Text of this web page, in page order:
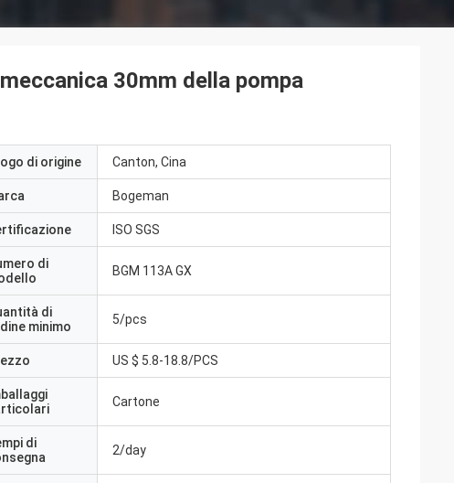
30mm della pompa
di origine Canton, Cina
Bogeman
ISO SGS
di
BGM 113A GX
di
minimo
5/pcs
US $ 5.8-18.8/PCS
Cartone
di
2/day